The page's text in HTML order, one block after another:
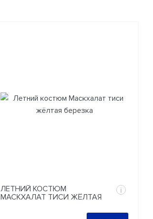
ЛЕТНИЙ КОСТЮМ
МАСКХАЛАТ ТИСИ ЖЁЛТАЯ
i